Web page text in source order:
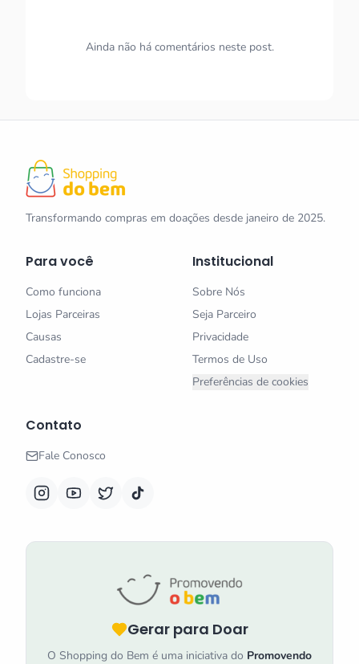
Ainda não há comentários neste post.
Transformando compras em doações desde janeiro de 2025.
Para você
Como funciona
Lojas Parceiras
Causas
Cadastre-se
Institucional
Sobre Nós
Seja Parceiro
Privacidade
Termos de Uso
Preferências de cookies
Contato
Fale Conosco
Gerar para Doar
O Shopping do Bem é uma iniciativa do Promovendo